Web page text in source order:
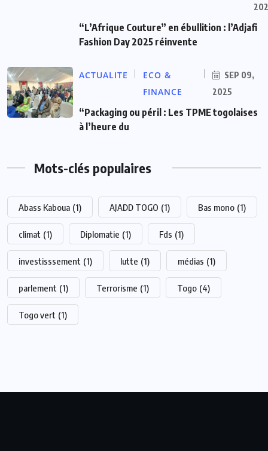
“L’Afrique Couture” en ébullition : l’Adjafi
Fashion Day 2025 réinvente
ACTUALITE
ECO &
FINANCE
SEP 09,
2025
“Packaging ou péril : Les TPME togolaises
à l’heure du
Mots-clés populaires
Abass Kaboua (1) AJADD TOGO (1) Bas mono (1)
climat (1) Diplomatie (1) Fds (1)
investisssement (1) lutte (1) médias (1)
parlement (1) Terrorisme (1) Togo (4)
Togo vert (1)